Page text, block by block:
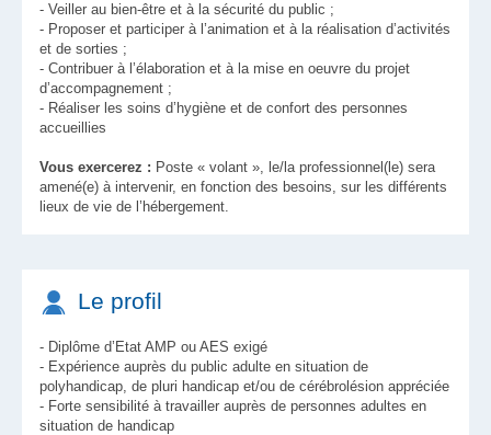
- Veiller au bien-être et à la sécurité du public ;
- Proposer et participer à l’animation et à la réalisation d’activités
et de sorties ;
- Contribuer à l’élaboration et à la mise en oeuvre du projet
d’accompagnement ;
- Réaliser les soins d’hygiène et de confort des personnes
accueillies
Vous exercerez : Poste « volant », le/la professionnel(le) sera
amené(e) à intervenir, en fonction des besoins, sur les différents
lieux de vie de l’hébergement.
Le profil
- Diplôme d’Etat AMP ou AES exigé
- Expérience auprès du public adulte en situation de
polyhandicap, de pluri handicap et/ou de cérébrolésion appréciée
- Forte sensibilité à travailler auprès de personnes adultes en
situation de handicap